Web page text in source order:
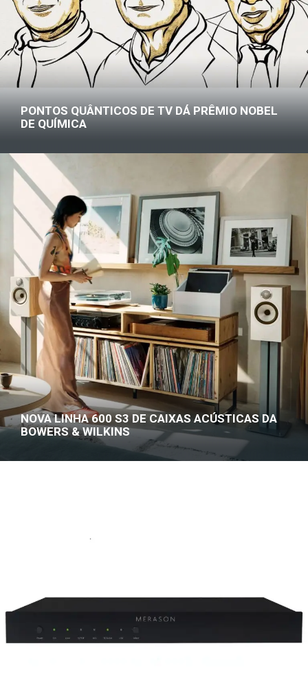
PONTOS QUÂNTICOS DE TV DÁ PRÊMIO NOBEL
DE QUÍMICA
NOVA LINHA 600 S3 DE CAIXAS ACÚSTICAS DA
BOWERS & WILKINS